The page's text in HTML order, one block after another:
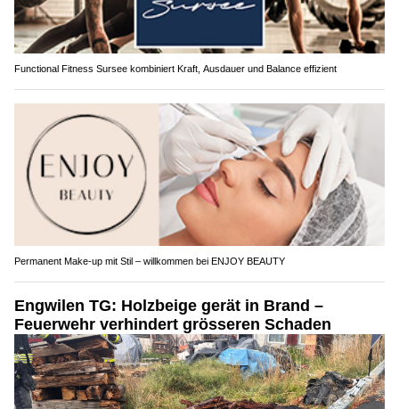
Functional Fitness Sursee kombiniert Kraft, Ausdauer und Balance effizient
Permanent Make-up mit Stil – willkommen bei ENJOY BEAUTY
Engwilen TG: Holzbeige gerät in Brand –
Feuerwehr verhindert grösseren Schaden